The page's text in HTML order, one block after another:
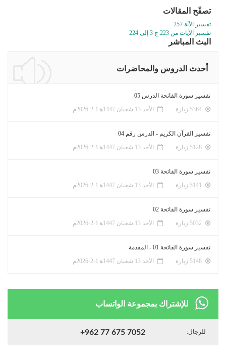
تصفّح المقالات
تفسير الآية 257
تفسير الآيات من 223 ج 3 إلى 224
البث المباشر
أحدث الدروس والمحاضرات
تفسير سورة الفاتحة الدرس 05
الأحد 13 شعبان 1447ﻫ 1-2-2026م
تفسير القرآن الكريم - الدرس رقم 04
الأحد 13 شعبان 1447ﻫ 1-2-2026م
تفسير سورة الفاتحة 03
الأحد 13 شعبان 1447ﻫ 1-2-2026م
تفسير سورة الفاتحة 02
الأحد 13 شعبان 1447ﻫ 1-2-2026م
تفسير سورة الفاتحة 01 - المقدمة
الأحد 13 شعبان 1447ﻫ 1-2-2026م
للإشتراك بمجموعة الواتساب
للرجال: +962 77 675 7052